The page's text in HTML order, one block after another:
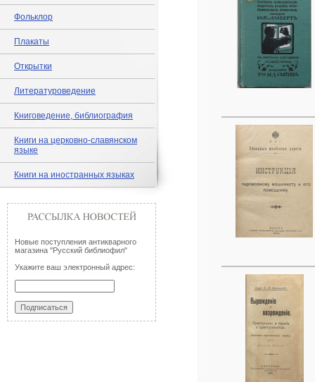
Фольклор
Плакаты
Открытки
Литературоведение
Книговедение, библиография
Книги на церковно-славянском
языке
Книги на иностранных языках
Новые поступления антикварного
магазина "Русский библиофил"
Укажите ваш электронный адрес: